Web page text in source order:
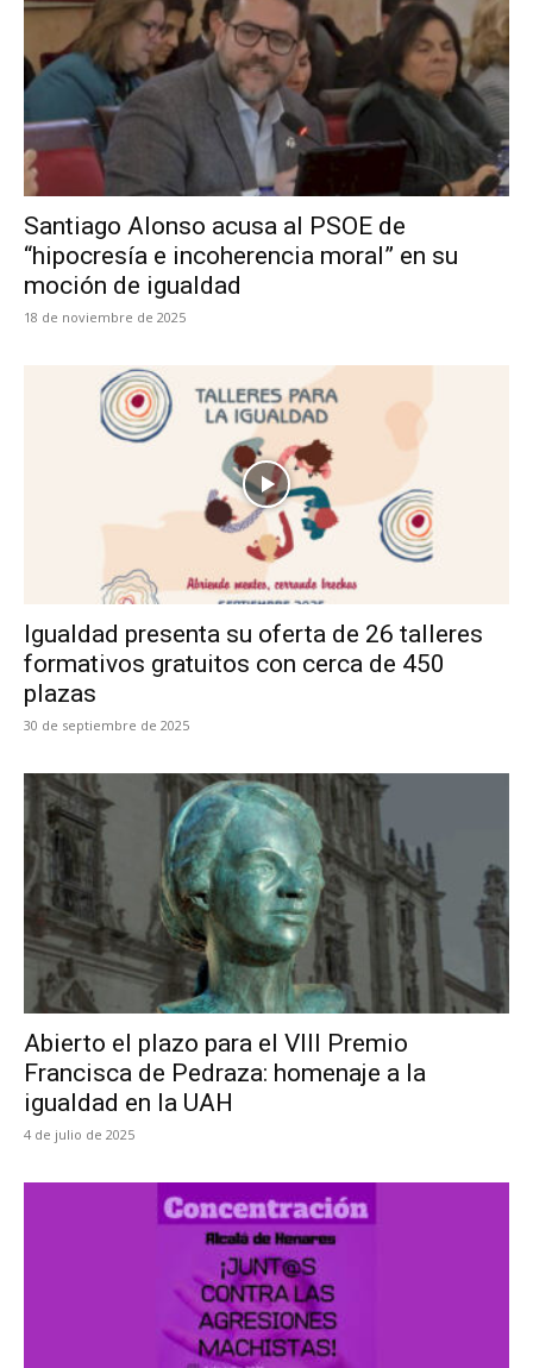
Santiago Alonso acusa al PSOE de
“hipocresía e incoherencia moral” en su
moción de igualdad
18 de noviembre de 2025
Igualdad presenta su oferta de 26 talleres
formativos gratuitos con cerca de 450
plazas
30 de septiembre de 2025
Abierto el plazo para el VIII Premio
Francisca de Pedraza: homenaje a la
igualdad en la UAH
4 de julio de 2025